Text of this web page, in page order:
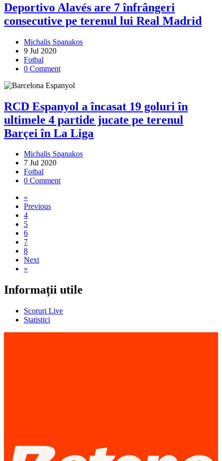
Deportivo Alavés are 7 înfrângeri
consecutive pe terenul lui Real Madrid
Michalis Spanakos
9 Jul 2020
Fotbal
0 Comment
RCD Espanyol a încasat 19 goluri în
ultimele 4 partide jucate pe terenul
Barçei în La Liga
Michalis Spanakos
7 Jul 2020
Fotbal
0 Comment
«
Previous
4
5
6
7
8
Next
»
Informații utile
Scoruri Live
Statistici